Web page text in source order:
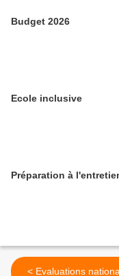
Budget 2026
Ecole inclusive
Préparation à
< Evaluations